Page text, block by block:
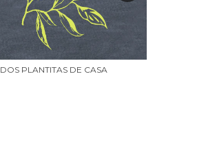
DOS PLANTITAS DE CASA